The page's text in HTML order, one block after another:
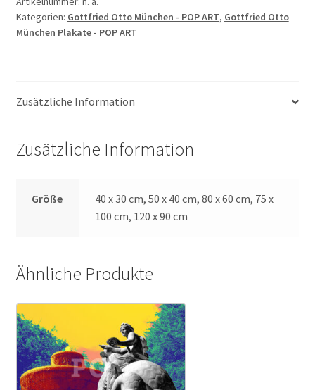
Menge
Kategorien: Gottfried Otto München - POP ART, Gottfried Otto
München Plakate - POP ART
Zusätzliche Information
Zusätzliche Information
Größe
40 x 30 cm, 50 x 40 cm, 80 x 60 cm, 75 x
100 cm, 120 x 90 cm
Ähnliche Produkte